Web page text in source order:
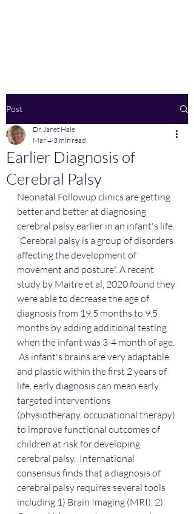
Post
Earlier Diagnosis of
Cerebral Palsy
Dr. Janet Hale
Mar 4 3 min read
Neonatal Followup clinics are getting
better and better at diagnosing
cerebral palsy earlier in an infant's life.
“Cerebral palsy is a group of disorders
affecting the development of
movement and posture". A recent
study by Maitre et al, 2020 found they
were able to decrease the age of
diagnosis from 19.5 months to 9.5
months by adding additional testing
when the infant was 3-4 month of age.
As infant's brains are very adaptable
and plastic within the first 2 years of
life, early diagnosis can mean early
targeted interventions
(physiotherapy, occupational therapy)
to improve functional outcomes of
children at risk for developing
cerebral palsy.  International
consensus finds that a diagnosis of
cerebral palsy requires several tools
including 1) Brain Imaging (MRI), 2)